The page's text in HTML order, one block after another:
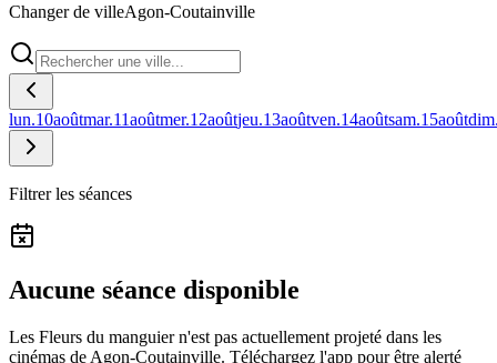
Changer de villeAgon-Coutainville
lun.10aoûtmar.11aoûtmer.12aoûtjeu.13aoûtven.14aoûtsam.15août
Filtrer les séances
Aucune séance disponible
Les Fleurs du manguier n'est pas actuellement projeté dans les
cinémas de Agon-Coutainville. Téléchargez l'app pour être alerté